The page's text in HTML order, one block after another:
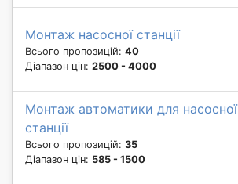
Монтаж насосної станції
Всього пропозицій: 40
Діапазон цін: 2500 - 4000
Монтаж автоматики для насосної
станції
Всього пропозицій: 35
Діапазон цін: 585 - 1500